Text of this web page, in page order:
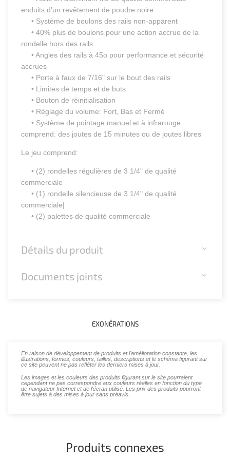
enduits d'un revêtement de poudre noire
• Système de boulons des rails non-apparent
• 40% plus de boulons pour une action accrue de la
rondelle hors des rails
• Angles des rails à 45o pour performance et sécurité
accrues
• Porte à faux de 7/16" sur le bout des rails
• Limites de temps et de buts
• Bouton de réinitialisation
• Réglage du volume: Fort, Bas et Fermé
• Système de pointage manuel et à infrarouge
comprend: des joutes de 15 minutes ou de joutes libres
Le jeu comprend:
• (2) rondelles régulières de 3 1/4" de qualité
commerciale
• (1) rondelle silencieuse de 3 1/4" de qualité
commerciale|
• (2) palettes de qualité commerciale
Détails du produit
Documents joints
EXONÉRATIONS
En raison de développement de produits et l'amélioration constante, les
illustrations, formes, couleurs, tailles, descriptions et le schéma figurant sur
ce site peuvent ne pas refléter les derniers mises à jour.
Les images et les couleurs des produits figurant sur le site pourraient
cependant ne pas correspondre aux couleurs réelles en fonction du type
de navigateur Internet et de l'écran utilisé. Les prix des produits pourront
être sujets à des mises à jour sans préavis.
Produits connexes